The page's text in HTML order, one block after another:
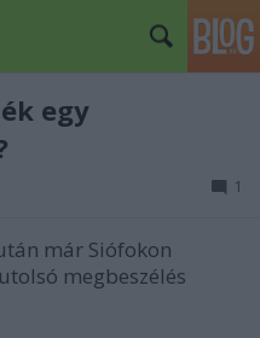
egy
1
már Siófokon
megbeszélés